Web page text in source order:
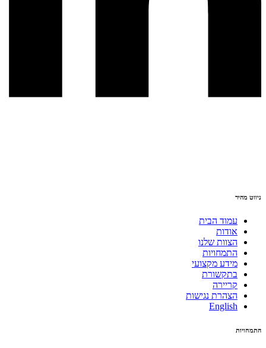
ניווט מהיר
עמוד הבית
אודות
הצוות שלנו
התמחויות
מידע מקצועי
בתקשורת
קריירה
הצהרת נגישות
English
התמחויות